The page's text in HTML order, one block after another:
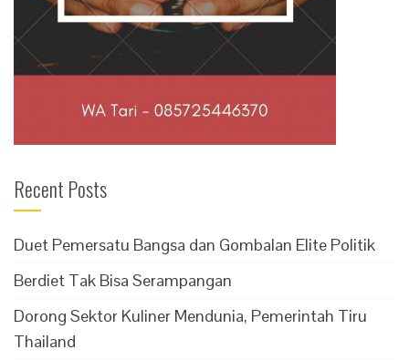
Recent Posts
Duet Pemersatu Bangsa dan Gombalan Elite Politik
Berdiet Tak Bisa Serampangan
Dorong Sektor Kuliner Mendunia, Pemerintah Tiru
Thailand